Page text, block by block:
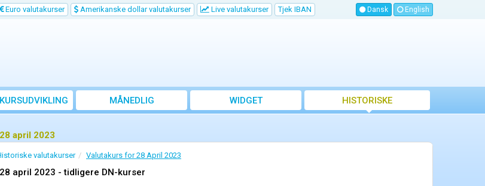
Euro valutakurser Amerikanske dollar valutakurser Live valutakurser Tjek IBAN Dansk English
MÅNEDLIG
GENNEMSNITSKURS
WIDGET
HISTORISKE
VALUTAKURSER
april 2023
valutakurser Valutakurs for 28 April 2023
april 2023 - tidligere DN-kurser